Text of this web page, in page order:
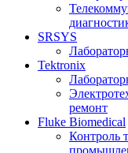
SRSYS
Tektronix
ремонт
Fluke Biomedical
Контроль